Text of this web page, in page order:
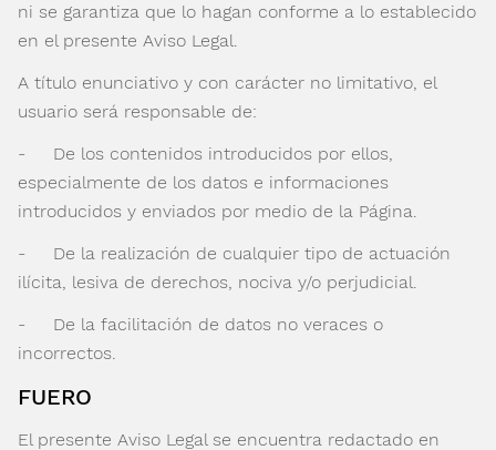
ni se garantiza que lo hagan conforme a lo establecido
en el presente Aviso Legal.
A título enunciativo y con carácter no limitativo, el
usuario será responsable de:
- De los contenidos introducidos por ellos,
especialmente de los datos e informaciones
introducidos y enviados por medio de la Página.
- De la realización de cualquier tipo de actuación
ilícita, lesiva de derechos, nociva y/o perjudicial.
- De la facilitación de datos no veraces o
incorrectos.
FUERO
El presente Aviso Legal se encuentra redactado en